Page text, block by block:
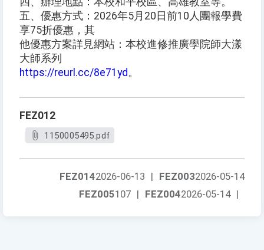
五、優惠方式：2026年5月20日前10人團報學費
享75折優惠，其
他優惠方案詳見網站：本校進修推廣學院師大漾
大師系列
https://reurl.cc/8e71yd。
FEZ012
1150005495.pdf
FEZ0032026-05-14
FEZ0142026-06-13 |
FEZ0042026-05-14 |
FEZ005107 |